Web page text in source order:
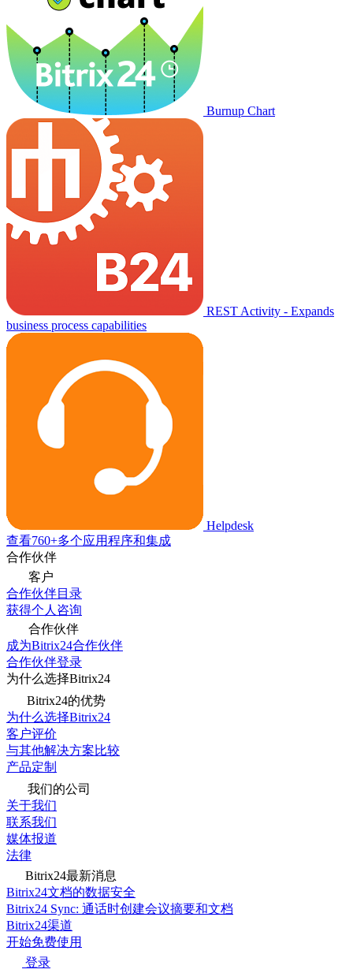
Burnup Chart
REST Activity - Expands
business process capabilities
Helpdesk
查看760+多个应用程序和集成
合作伙伴
客户
合作伙伴目录
获得个人咨询
合作伙伴
成为Bitrix24合作伙伴
合作伙伴登录
为什么选择Bitrix24
Bitrix24的优势
为什么选择Bitrix24
客户评价
与其他解决方案比较
产品定制
我们的公司
关于我们
联系我们
媒体报道
法律
Bitrix24最新消息
Bitrix24文档的数据安全
Bitrix24 Sync: 通话时创建会议摘要和文档
Bitrix24渠道
开始免费使用
登录